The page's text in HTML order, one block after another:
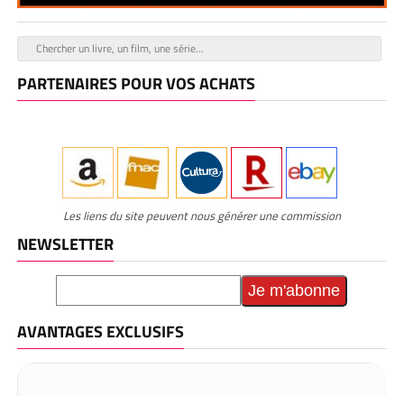
PARTENAIRES POUR VOS ACHATS
Les liens du site peuvent nous générer une commission
NEWSLETTER
AVANTAGES EXCLUSIFS